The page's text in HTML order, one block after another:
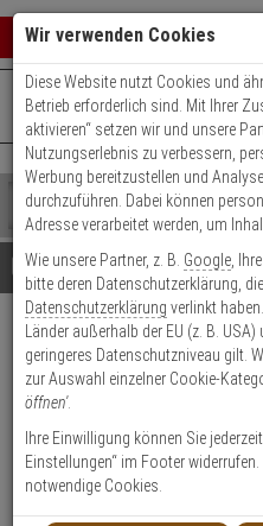
Warenkorb
0
Shop
durchsuchen
Bitte
geben
Sie
mindestens
Zeichen
ein,
um
Suche
Es
wurde
noch
Kategorien
Suche
gestartet
+49 (0)821 899 493-0Mo. - Do.:
Details Beratung
Satel SPW-210
orange 120dB
Produktmerkmale
Datenblatt drucken
Wir verwenden Cookies
Diese Website nutzt Cookies und
Betrieb erforderlich sind. Mit Ihrer
aktivieren“ setzen wir und unsere
Nutzungserlebnis zu verbessern,
Werbung bereitzustellen und
durchzuführen. Dabei können
Adresse verarbeitet werden, um
Wie unsere Partner, z. B. Google ,
bitte deren Datenschutzerklärung,
Datenschutzerklärung verlinkt
Länder außerhalb der EU (z. B.
geringeres Datenschutzniveau gilt.
zur Auswahl einzelner Cookie-
öffnen'.
Ihre Einwilligung können Sie
Einstellungen“ im Footer
notwendige Cookies.